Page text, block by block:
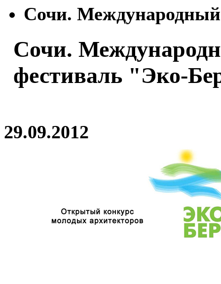
Сочи.
Сочи.
фестиваль "Эко-
29.09.2012